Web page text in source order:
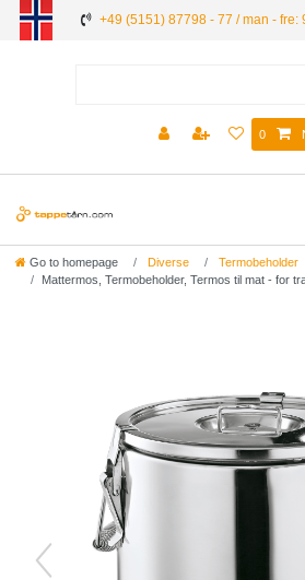
+49 (5151) 87798 - 77 / man - fre:
0
Go to homepage Diverse
Termobeholder
Mattermos, Termobeholder, Termos til mat - for